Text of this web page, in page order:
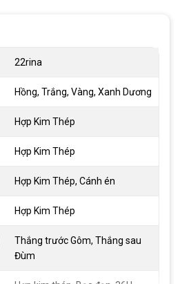
22rina
Hồng, Trắng, Vàng, Xanh Dương
Hợp Kim Thép
Hợp Kim Thép
Hợp Kim Thép, Cánh én
Hợp Kim Thép
Thắng trước Gôm, Thắng sau
Đùm